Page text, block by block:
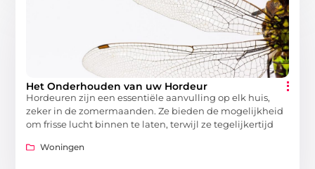
Het Onderhouden van uw Hordeur
Hordeuren zijn een essentiële aanvulling op elk huis,
zeker in de zomermaanden. Ze bieden de mogelijkheid
om frisse lucht binnen te laten, terwijl ze tegelijkertijd
Woningen